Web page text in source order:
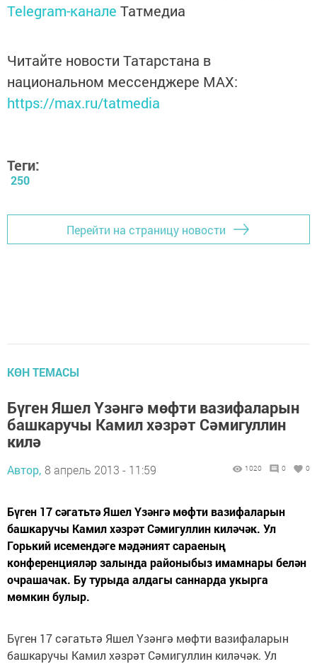
Telegram-канале Татмедиа
Читайте новости Татарстана в
национальном мессенджере MАХ:
https://max.ru/tatmedia
Теги:
250
Перейти на страницу новости
КӨН ТЕМАСЫ
Бүген Яшел Үзәнгә мөфти вазифаларын
башкаручы Камил хәзрәт Сәмигуллин
килә
Автор, 8 апрель 2013 - 11:59 1020 0 0
Бүген 17 сәгатьтә Яшел Үзәнгә мөфти вазифаларын
башкаручы Камил хәзрәт Сәмигуллин киләчәк. Ул
Горький исемендәге мәдәният сараеның
конференцияләр залында районыбыз имамнары белән
очрашачак. Бу турыда алдагы саннарда укырга
мөмкин булыр.
Бүген 17 сәгатьтә Яшел Үзәнгә мөфти вазифаларын
башкаручы Камил хәзрәт Сәмигуллин киләчәк. Ул